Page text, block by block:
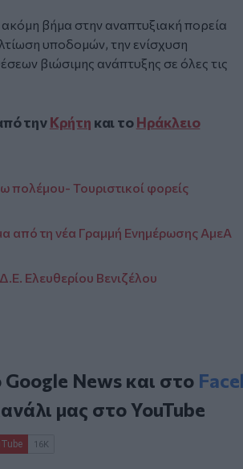
βήμα στην αναπτυξιακή πορεία
υποδομών, την ενίσχυση
βιώσιμης ανάπτυξης σε όλες τις
τηνΚρήτη και τοΗράκλειο
πολέμου- Τουριστικοί φορείς
από τη νέα Γραμμή Ενημέρωσης ΑμεΑ
Ελευθερίου Βενιζέλου
Google Newsκαι στο
μας στοYouTube